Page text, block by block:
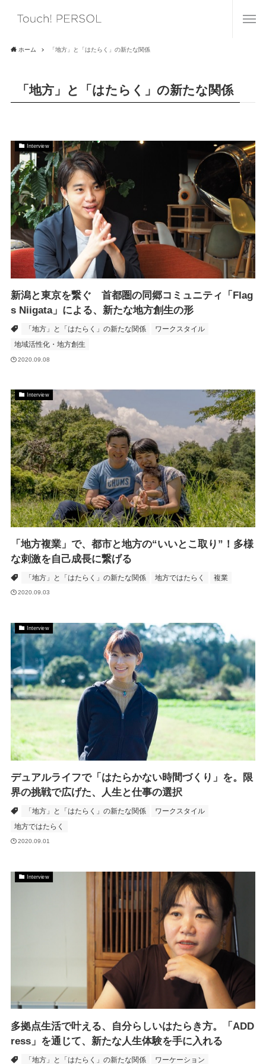
ホーム 「地方」と「はたらく」の新たな関係
「地方」と「はたらく」の新たな関係
Interview
新潟と東京を繋ぐ 首都圏の同郷コミュニティ「Flag
s Niigata」による、新たな地方創生の形
「地方」と「はたらく」の新たな関係
ワークスタイル
地域活性化・地方創生
2020.09.08
Interview
「地方複業」で、都市と地方の“いいとこ取り”！多様
な刺激を自己成長に繋げる
「地方」と「はたらく」の新たな関係 地方ではたらく 複業
2020.09.03
Interview
デュアルライフで「はたらかない時間づくり」を。限
界の挑戦で広げた、人生と仕事の選択
「地方」と「はたらく」の新たな関係
ワークスタイル
地方ではたらく
2020.09.01
Interview
多拠点生活で叶える、自分らしいはたらき方。「ADD
ress」を通じて、新たな人生体験を手に入れる
「地方」と「はたらく」の新たな関係 ワーケーション